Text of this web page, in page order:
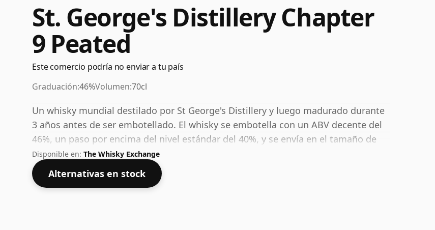
St. George's Distillery Chapter
9 Peated
Este comercio podría no enviar a tu país
Graduación:46%Volumen:70cl
Un whisky mundial destilado por St George's Distillery y luego madurado durante
3 años antes de ser embotellado. El whisky se embotella con un ABV decente del
46%, un paso por encima del nivel estándar del 40%, y se envía en el tamaño de
botella de facto de 70 cl.
Disponible en: The Whisky Exchange
Alternativas en stock